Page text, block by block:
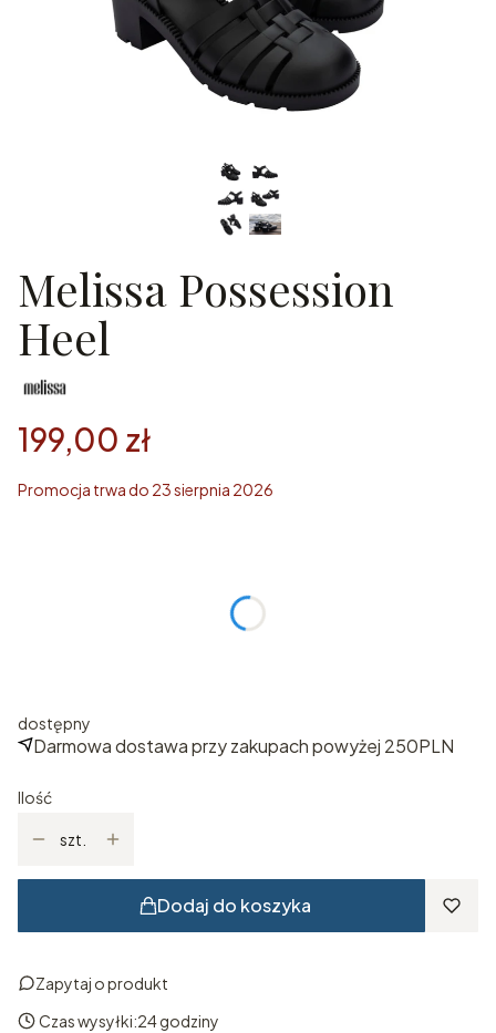
Melissa Possession
Heel
199,00 zł
Promocja trwa do 23 sierpnia 2026
dostępny
Darmowa dostawa przy zakupach powyżej 250PLN
Ilość
szt.
Dodaj do koszyka
Zapytaj o produkt
Czas wysyłki:24 godziny